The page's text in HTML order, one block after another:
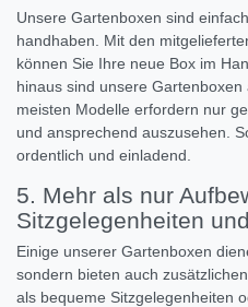
Unsere Gartenboxen sind
handhaben. Mit den
können Sie Ihre neue Box im
hinaus sind unsere
meisten Modelle erfordern nur
und ansprechend auszusehen.
ordentlich und einladend.
5. Mehr als nur
Sitzgelegenheiten
Einige unserer Gartenboxen
sondern bieten auch
als bequeme Sitzgelegenheiten